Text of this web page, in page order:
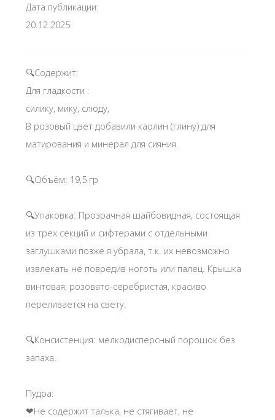
Дата публикации:
20.12.2025
🔍Содержит:
Для гладкости :
силику, мику, слюду,
В розовый цвет добавили каолин (глину) для
матирования и минерал для сияния.
🔍Объём: 19,5 гр
🔍Упаковка: Прозрачная шайбовидная, состоящая
из трех секций и сифтерами с отдельными
заглушками позже я убрала, т.к. их невозможно
извлекать не повредив ноготь или палец. Крышка
винтовая, розовато-серебристая, красиво
переливается на свету.
🔍Консистенция: мелкодисперсный порошок без
запаха.
Пудра:
❤Не содержит талька, не стягивает, не